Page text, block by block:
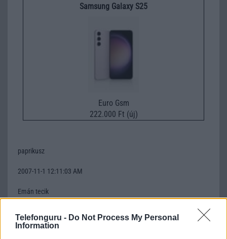
Telefonguru - Do Not Process My Personal
Information
Samsung Galaxy S25
Euro Gsm
222.000 Ft (új)
paprikusz
2007-11-1 12:11:03 AM
Emán tecik
jejee